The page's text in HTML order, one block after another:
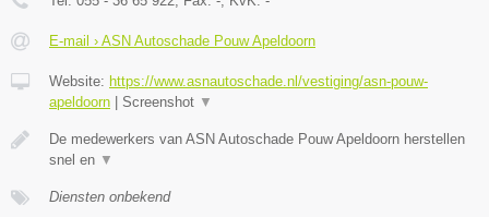
E-mail › ASN Autoschade Pouw Apeldoorn
Website: https://www.asnautoschade.nl/vestiging/asn-pouw-
apeldoorn
Screenshot ▼
De medewerkers van ASN Autoschade Pouw Apeldoorn herstellen
snel en ▼
Diensten onbekend